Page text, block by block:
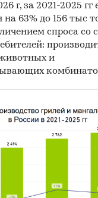
г, за 2021-2025 гг
на 63% до 156 тыс
спроса со
и